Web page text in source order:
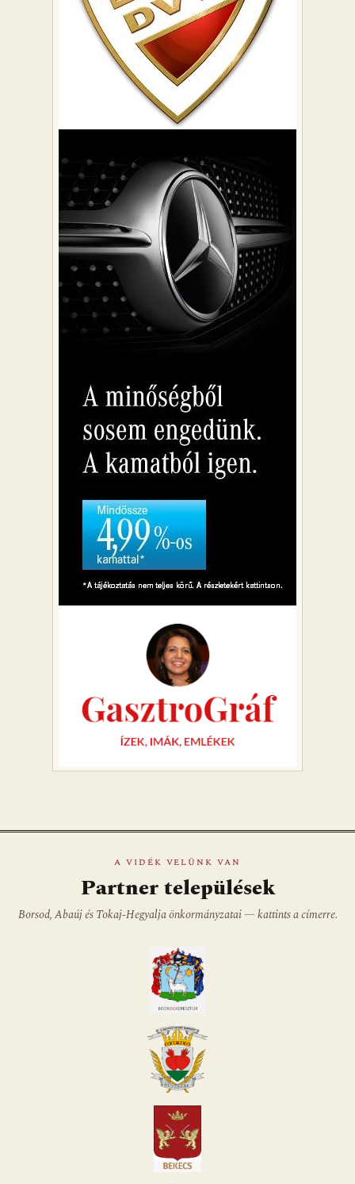
A VIDÉK VELÜNK VAN
Partner települések
Borsod, Abaúj és Tokaj-Hegyalja önkormányzatai — kattints a címerre.